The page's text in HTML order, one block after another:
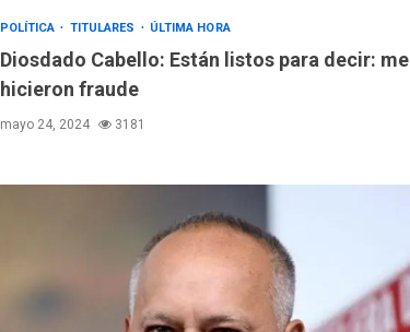
POLÍTICA TITULARES ÚLTIMA HORA
Diosdado Cabello: Están listos para decir: me
hicieron fraude
mayo 24, 2024 3181